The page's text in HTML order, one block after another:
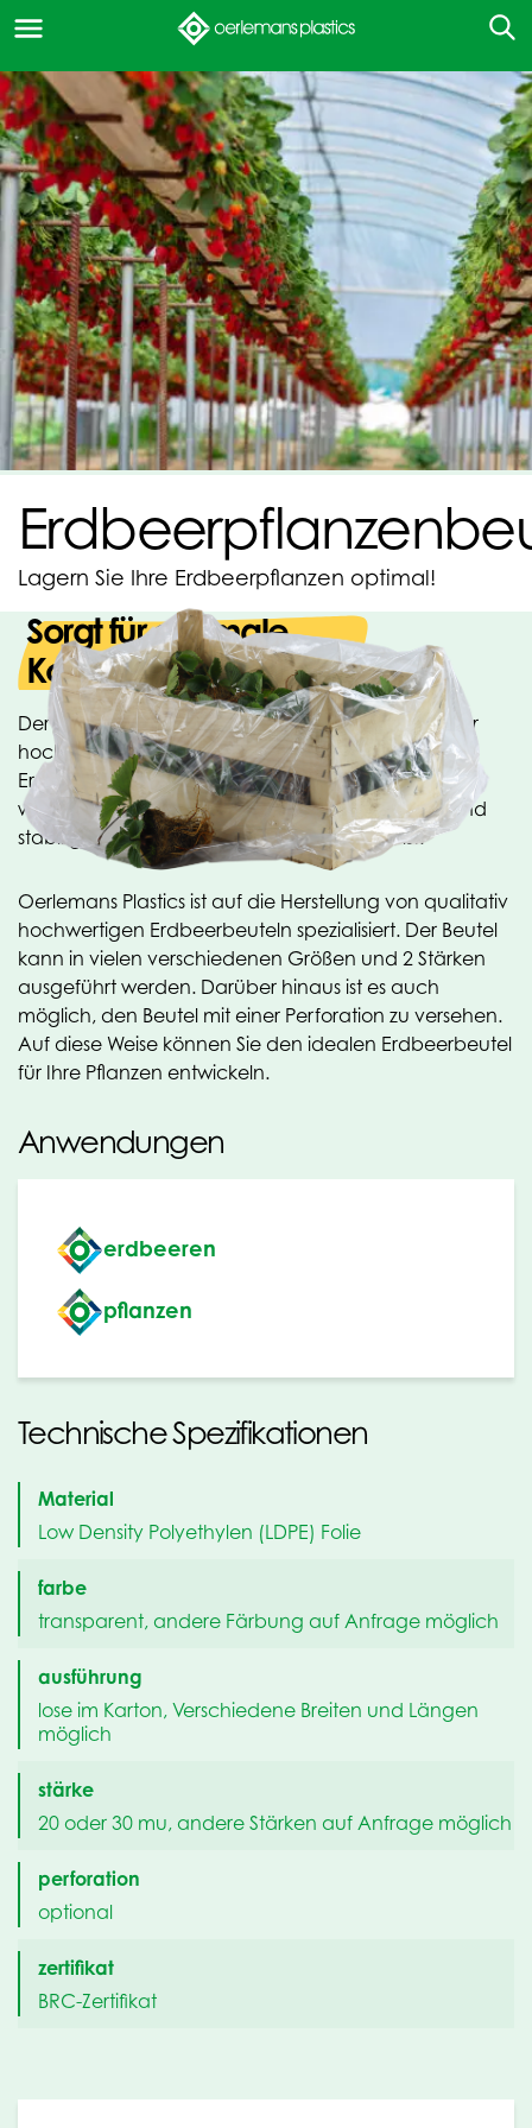
Lagern Sie Ihre Erdbeerpflanzen optimal!
Sorgt für optimale
Konservierung
Der Nutzen von Beuteln für Erdbeerpflanzen ist sehr
hoch. Sie sorgen für eine optimale Lagerung der
Erdbeerpflanzen im Gefrierer/Kühlhaus. Dabei ist es
wichtig, dass der Beutel einfach zu handhaben und
stabil genug für den Anwendungsbereich ist.
Oerlemans Plastics ist auf die Herstellung von qualitativ
hochwertigen Erdbeerbeuteln spezialisiert. Der Beutel
kann in vielen verschiedenen Größen und 2 Stärken
ausgeführt werden. Darüber hinaus ist es auch
möglich, den Beutel mit einer Perforation zu versehen.
Auf diese Weise können Sie den idealen Erdbeerbeutel
für Ihre Pflanzen entwickeln.
Anwendungen
erdbeeren
pflanzen
Technische Spezifikationen
Material
Low Density Polyethylen (LDPE) Folie
farbe
transparent, andere Färbung auf Anfrage möglich
ausführung
lose im Karton, Verschiedene Breiten und Längen
möglich
stärke
20 oder 30 mu, andere Stärken auf Anfrage möglich
perforation
optional
zertifikat
BRC-Zertifikat